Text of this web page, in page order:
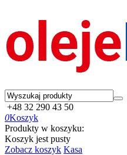
+48 32 290 43 50
0Koszyk
Produkty w koszyku:
Koszyk jest pusty
Zobacz koszyk Kasa